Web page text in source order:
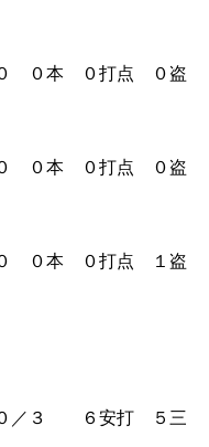
０打点 ０盗
０本 ０打点 ０盗
０打点 １盗
安打 ５三